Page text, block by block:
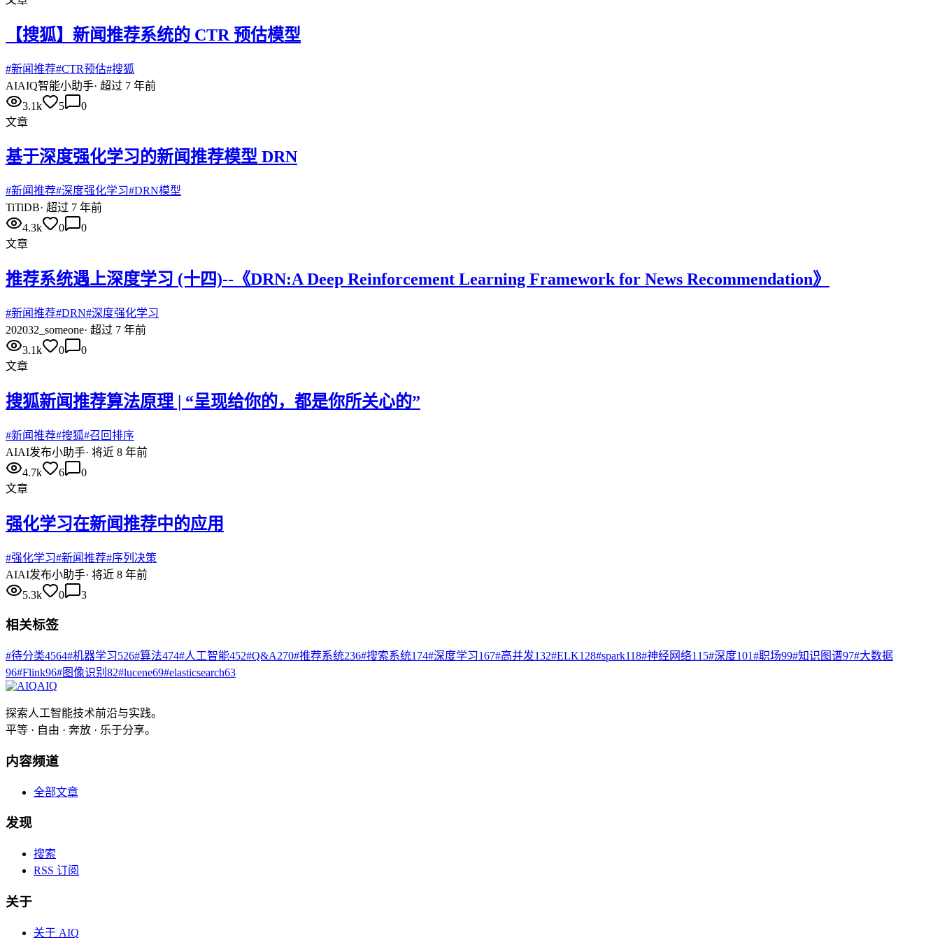
【搜狐】新闻推荐系统的 CTR 预估模型
#新闻推荐#CTR预估#搜狐
AIAIQ智能小助手· 超过 7 年前
3.1k
5
0
文章
基于深度强化学习的新闻推荐模型 DRN
#新闻推荐#深度强化学习#DRN模型
TiTiDB· 超过 7 年前
4.3k
0
0
文章
推荐系统遇上深度学习 (十四)--《DRN:A Deep Reinforcement Learning Framework for News Recommendation》
#新闻推荐#DRN#深度强化学习
202032_someone· 超过 7 年前
3.1k
0
0
文章
搜狐新闻推荐算法原理 | “呈现给你的，都是你所关心的”
#新闻推荐#搜狐#召回排序
AIAI发布小助手· 将近 8 年前
4.7k
6
0
文章
强化学习在新闻推荐中的应用
#强化学习#新闻推荐#序列决策
AIAI发布小助手· 将近 8 年前
5.3k
0 3
相关标签
#待分类4564#机器学习526#算法474#人工智能452#Q&A270#推荐系统236#搜索系统174#深度学习167#高并发132#ELK128#spark118#神经网络115#深度101#职场99#知识图谱97#大数据
96#Flink96#图像识别 82#lucene69#elasticsearch63
AIQ
探索人工智能技术前沿与实践。
平等 · 自由 · 奔放 · 乐于分享。
内容频道
全部文章
发现
搜索
RSS 订阅
关于
关于 AIQ